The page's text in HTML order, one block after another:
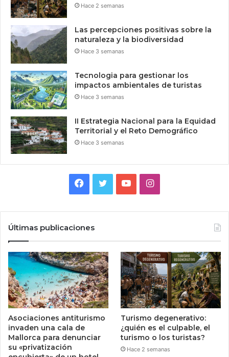
Hace 2 semanas
Las percepciones positivas sobre la
naturaleza y la biodiversidad
Hace 3 semanas
Tecnologia para gestionar los
impactos ambientales de turistas
Hace 3 semanas
II Estrategia Nacional para la Equidad
Territorial y el Reto Demográfico
Hace 3 semanas
Facebook
TwitterYouTubeInstagram
Últimas publicaciones
Asociaciones antiturismo
invaden una cala de
Mallorca para denunciar
su «privatización
Turismo degenerativo:
¿quién es el culpable, el
turismo o los turistas?
Hace 2 semanas